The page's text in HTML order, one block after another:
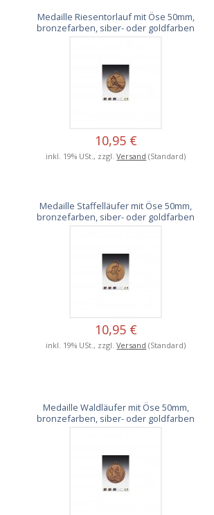
Medaille Riesentorlauf mit Öse 50mm,
bronzefarben, siber- oder goldfarben
10,95 €
inkl. 19% USt., zzgl.Versand (Standard)
Medaille Staffelläufer mit Öse 50mm,
bronzefarben, siber- oder goldfarben
10,95 €
inkl. 19% USt., zzgl.Versand (Standard)
Medaille Waldläufer mit Öse 50mm,
bronzefarben, siber- oder goldfarben